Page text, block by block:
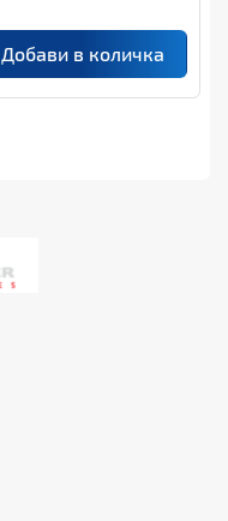
Добави в количка